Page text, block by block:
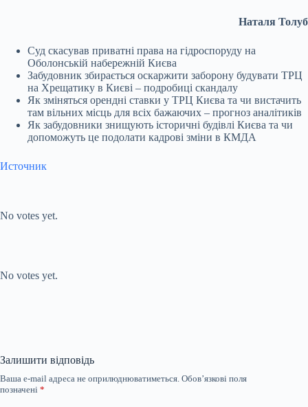
Наталя Толуб
Суд скасував приватні права на гідроспоруду на
Оболонській набережній Києва
Забудовник збирається оскаржити заборону будувати ТРЦ
на Хрещатику в Києві – подробиці скандалу
Як зміняться орендні ставки у ТРЦ Києва та чи вистачить
там вільних місць для всіх бажаючих – прогноз аналітиків
Як забудовники знищують історичні будівлі Києва та чи
допоможуть це подолати кадрові зміни в КМДА
Источник
No votes yet.
No votes yet.
Залишити відповідь
Ваша e-mail адреса не оприлюднюватиметься. Обов’язкові поля
позначені *